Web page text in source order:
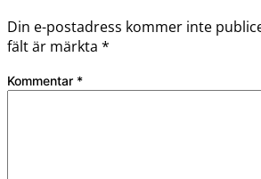
Din e-postadress kommer inte
fält är märkta *
Kommentar *